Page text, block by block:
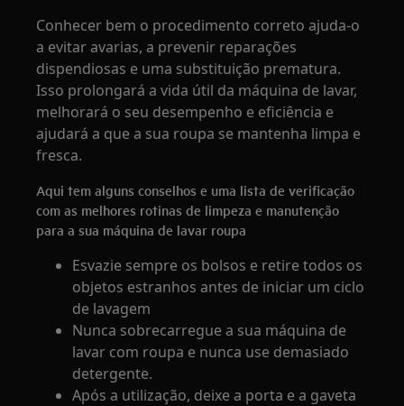
Conhecer bem o procedimento correto ajuda-o
a evitar avarias, a prevenir reparações
dispendiosas e uma substituição prematura.
Isso prolongará a vida útil da máquina de lavar,
melhorará o seu desempenho e eficiência e
ajudará a que a sua roupa se mantenha limpa e
fresca.
Aqui tem alguns conselhos e uma lista de verificação
com as melhores rotinas de limpeza e manutenção
para a sua máquina de lavar roupa
Esvazie sempre os bolsos e retire todos os
objetos estranhos antes de iniciar um ciclo
de lavagem
Nunca sobrecarregue a sua máquina de
lavar com roupa e nunca use demasiado
detergente.
Após a utilização, deixe a porta e a gaveta